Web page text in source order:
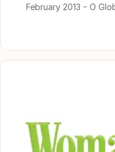
February 2013 - O